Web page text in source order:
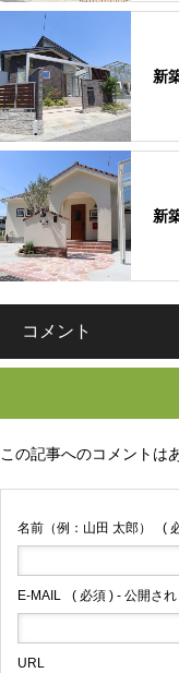
新
新
コメント
この記事へのコメントは
名前（例：山田 太郎） (
E-MAIL ( 必須 ) - 公開さ
URL